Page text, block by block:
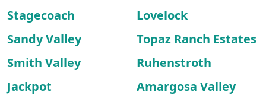
Stagecoach
Lovelock
Sandy Valley
Topaz Ranch Estates
Smith Valley
Ruhenstroth
Jackpot
Amargosa Valley